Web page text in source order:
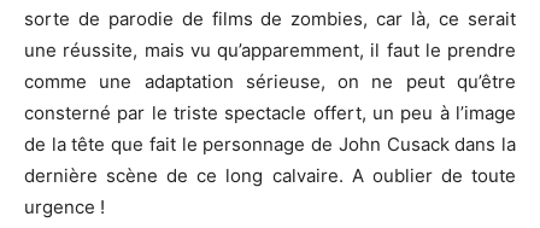
sorte de parodie de films de zombies, car là, ce serait
une réussite, mais vu qu’apparemment, il faut le prendre
comme une adaptation sérieuse, on ne peut qu’être
consterné par le triste spectacle offert, un peu à l’image
de la tête que fait le personnage de John Cusackdans la
dernière scène de ce long calvaire. Aoublier de toute
urgence !